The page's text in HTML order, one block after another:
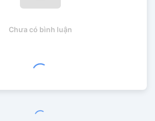
Chưa có bình luận